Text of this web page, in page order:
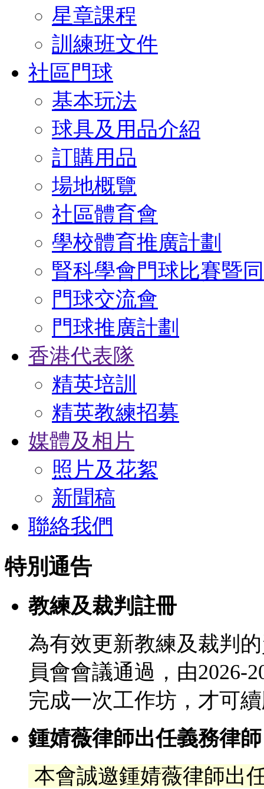
星章課程
訓練班文件
社區門球
基本玩法
球具及用品介紹
訂購用品
場地概覽
社區體育會
學校體育推廣計劃
腎科學會門球比賽暨
門球交流會
門球推廣計劃
香港代表隊
精英培訓
精英教練招募
媒體及相片
照片及花絮
新聞稿
聯絡我們
特別通告
教練及裁判註冊
為有效更新教練及裁判
員會會議通過，由2026-
完成一次工作坊，才可
鍾婧薇律師出任義務律師
本會誠邀鍾婧薇律師出